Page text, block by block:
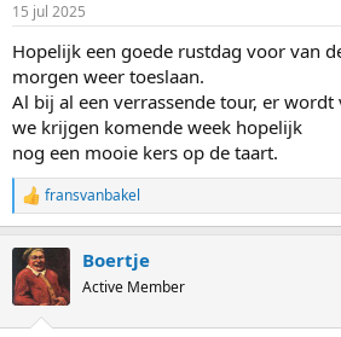
s
15 jul 2025
Hopelijk een goede rustdag voor van
morgen weer toeslaan.
Al bij al een verrassende tour, er wordt
we krijgen komende week hopelijk
nog een mooie kers op de taart.
R
e
c
t
i
fransvanbakel
Boertje
Active Member